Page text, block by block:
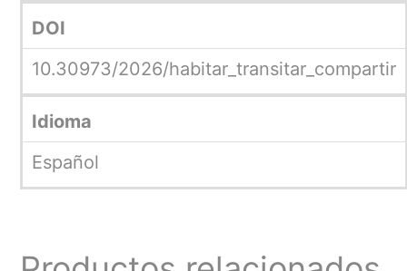
DOI
10.30973/2026/habitar_transitar_compartir
Idioma
Español